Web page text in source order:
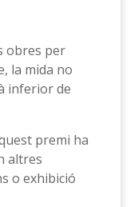
obres per
la mida no
inferior de
premi ha
altres
o exhibició